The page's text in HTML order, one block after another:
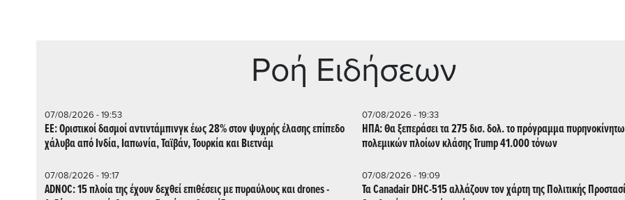
Ρoή Ειδήσεων
07/08/2026 - 19:53
ΕΕ: Οριστικοί δασμοί αντιντάμπινγκ έως 28% στον ψυχρής έλασης επίπεδο
χάλυβα από Ινδία, Ιαπωνία, Ταϊβάν, Τουρκία και Βιετνάμ
07/08/2026 - 19:33
ΗΠΑ: Θα ξεπεράσει τα 275 δισ. δολ. το πρόγραμμα
πολεμικών πλοίων κλάσης Trump 41.000 τόνων
07/08/2026 - 19:17
ADNOC: 15 πλοία της έχουν δεχθεί επιθέσεις με πυραύλους και drones -
07/08/2026 - 19:09
Τα Canadair DHC-515 αλλάζουν τον χάρτη της Πολιτικής